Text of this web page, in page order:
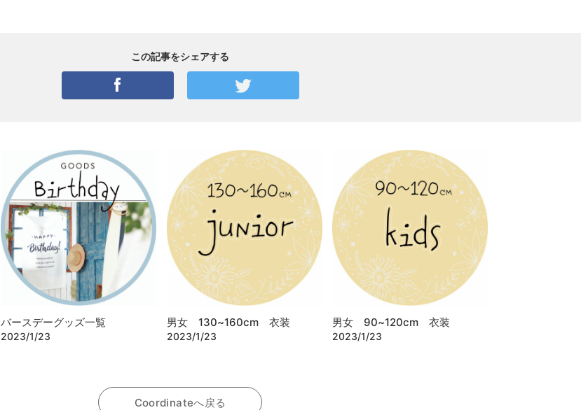
この記事をシェアする
バースデーグッズ一覧
2023/1/23
男女 130~160cm 衣装
2023/1/23
男女 90~120cm 衣装
2023/1/23
Coordinateへ戻る